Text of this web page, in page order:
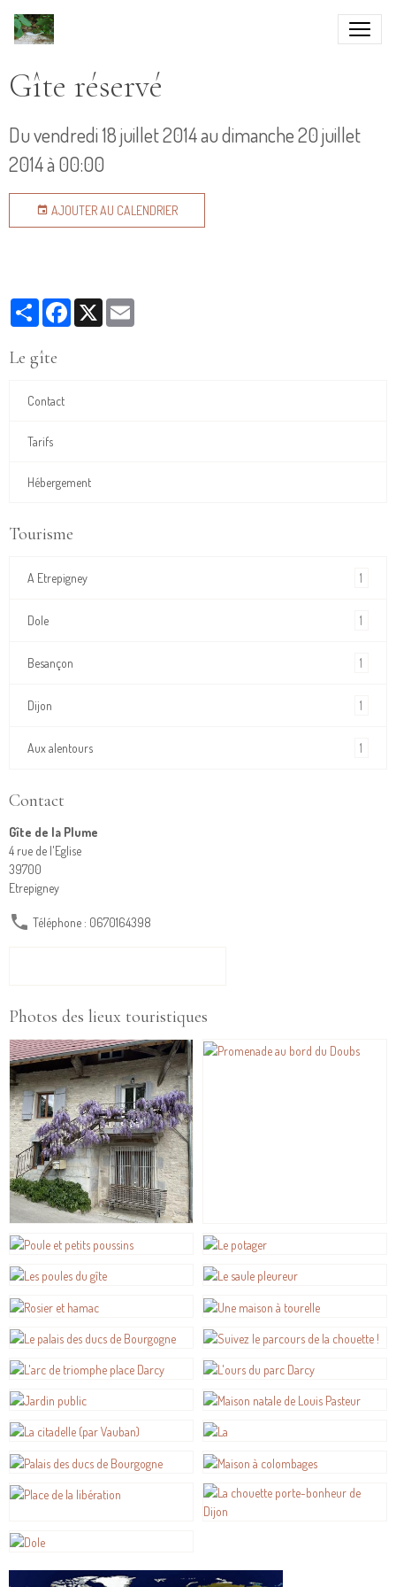
Gîte réservé
Du vendredi 18 juillet 2014au dimanche 20 juillet
2014à 00:00
AJOUTER AU CALENDRIER
PartagerFacebook
X
Le gîte
Contact
Tarifs
Hébergement
Tourisme
A Etrepigney 1
Dole 1
Besançon 1
Dijon 1
Aux alentours 1
Contact
Gîte de la Plume
4 rue de l'Eglise
39700
Etrepigney
Téléphone : 0670164398
Photos des lieux touristiques